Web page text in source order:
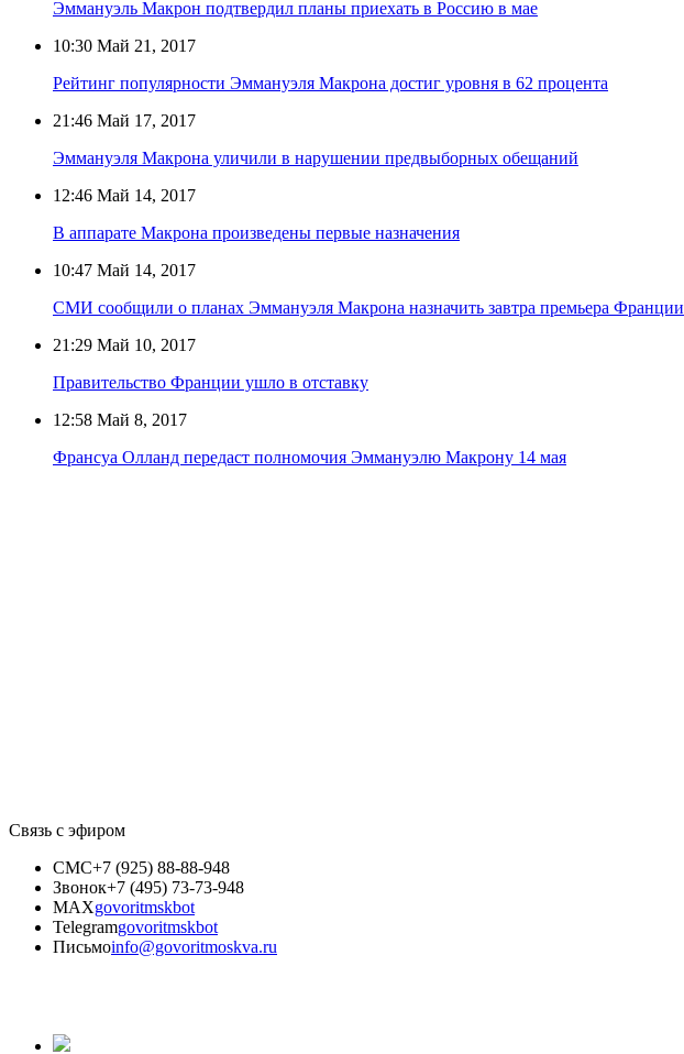
Эммануэль Макрон подтвердил планы приехать в Россию в мае
10:30 Май 21, 2017
Рейтинг популярности Эммануэля Макрона достиг уровня в 62 процента
21:46 Май 17, 2017
Эммануэля Макрона уличили в нарушении предвыборных обещаний
12:46 Май 14, 2017
В аппарате Макрона произведены первые назначения
10:47 Май 14, 2017
СМИ сообщили о планах Эммануэля Макрона назначить завтра премьера Франции
21:29 Май 10, 2017
Правительство Франции ушло в отставку
12:58 Май 8, 2017
Франсуа Олланд передаст полномочия Эммануэлю Макрону 14 мая
Связь с эфиром
СМС+7 (925) 88-88-948
Звонок+7 (495) 73-73-948
MAXgovoritmskbot
Telegramgovoritmskbot
Письмоinfo@govoritmoskva.ru